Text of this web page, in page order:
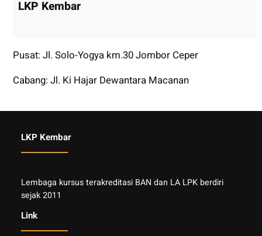
LKP Kembar
Pusat: Jl. Solo-Yogya km.30 Jombor Ceper
Cabang: Jl. Ki Hajar Dewantara Macanan
LKP Kembar
Lembaga kursus terakreditasi BAN dan LA LPK berdiri
sejak 2011
Link